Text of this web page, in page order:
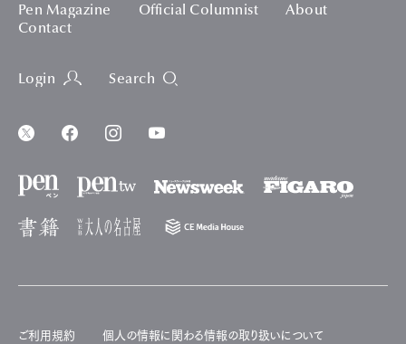
Pen Magazine Official Columnist
About
Contact
Login Search
ご利用規約 個人の情報に関わる情報の取り扱いについて